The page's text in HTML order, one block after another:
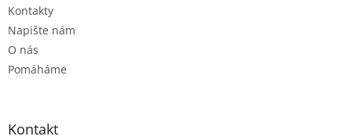
Kontakty
Napište nám
O nás
Pomáháme
Kontakt